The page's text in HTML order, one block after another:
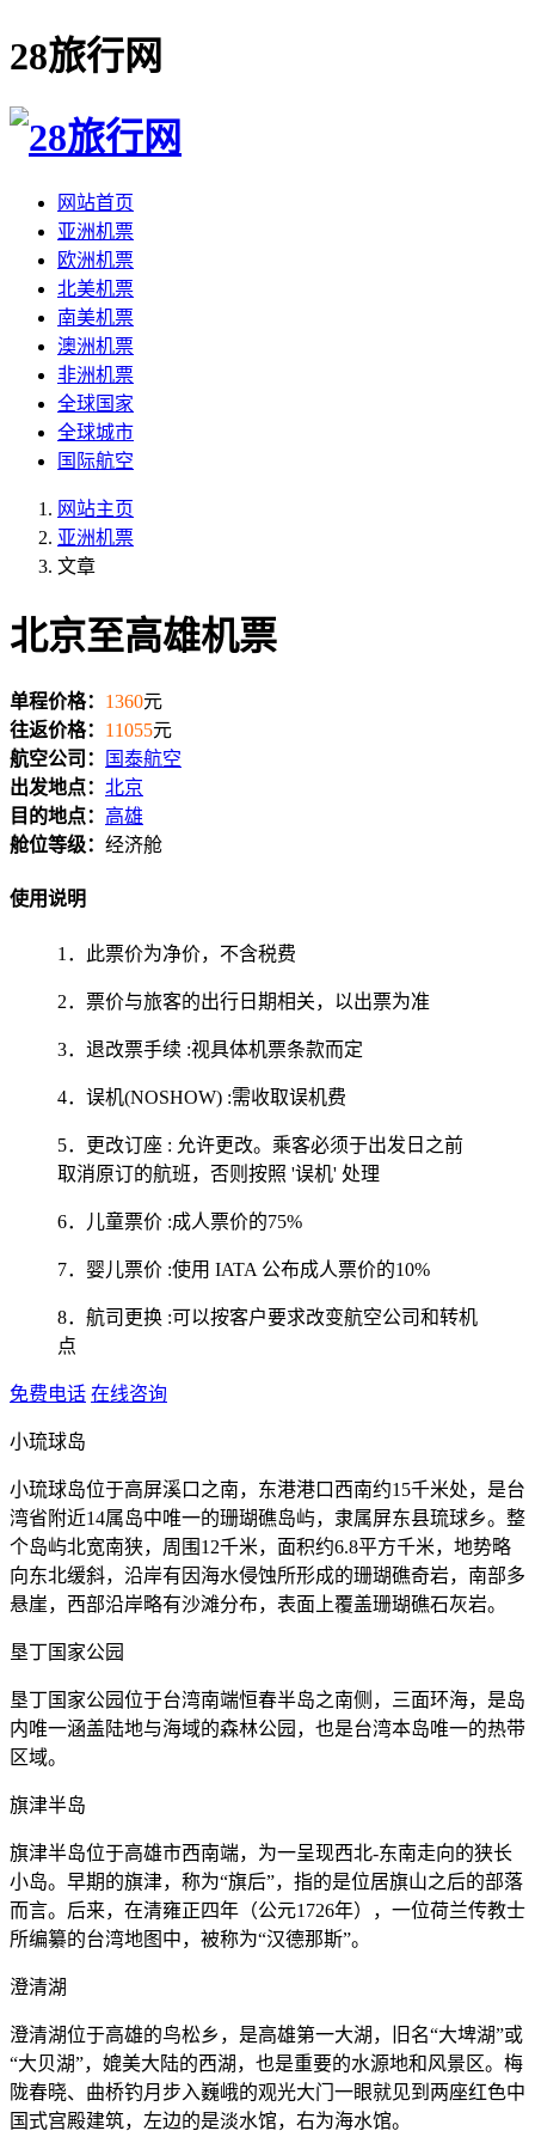
28旅行网
网站首页
亚洲机票
欧洲机票
北美机票
南美机票
澳洲机票
非洲机票
全球国家
全球城市
国际航空
网站主页
亚洲机票
文章
北京至高雄机票
单程价格： 1360元
往返价格： 11055元
航空公司：
国泰航空
出发地点： 北京
目的地点： 高雄
舱位等级： 经济舱
使用说明
1．此票价为净价，不含税费
2．票价与旅客的出行日期相关，以出票为准
3．退改票手续 :视具体机票条款而定
4．误机(NOSHOW) :需收取误机费
5．更改订座 : 允许更改。乘客必须于出发日之前
取消原订的航班，否则按照 '误机' 处理
6．儿童票价 :成人票价的75%
7．婴儿票价 :使用 IATA 公布成人票价的10%
8．航司更换 :可以按客户要求改变航空公司和转机
点
免费电话 在线咨询
小琉球岛
小琉球岛位于高屏溪口之南，东港港口西南约15千米处，是台
湾省附近14属岛中唯一的珊瑚礁岛屿，隶属屏东县琉球乡。整
个岛屿北宽南狭，周围12千米，面积约6.8平方千米，地势略
向东北缓斜，沿岸有因海水侵蚀所形成的珊瑚礁奇岩，南部多
悬崖，西部沿岸略有沙滩分布，表面上覆盖珊瑚礁石灰岩。
垦丁国家公园
垦丁国家公园位于台湾南端恒春半岛之南侧，三面环海，是岛
内唯一涵盖陆地与海域的森林公园，也是台湾本岛唯一的热带
区域。
旗津半岛
旗津半岛位于高雄市西南端，为一呈现西北-东南走向的狭长
小岛。早期的旗津，称为“旗后”，指的是位居旗山之后的部落
而言。后来，在清雍正四年（公元1726年），一位荷兰传教士
所编纂的台湾地图中，被称为“汉德那斯”。
澄清湖
澄清湖位于高雄的鸟松乡，是高雄第一大湖，旧名“大埤湖”或
“大贝湖”，媲美大陆的西湖，也是重要的水源地和风景区。梅
陇春晓、曲桥钓月步入巍峨的观光大门一眼就见到两座红色中
国式宫殿建筑，左边的是淡水馆，右为海水馆。